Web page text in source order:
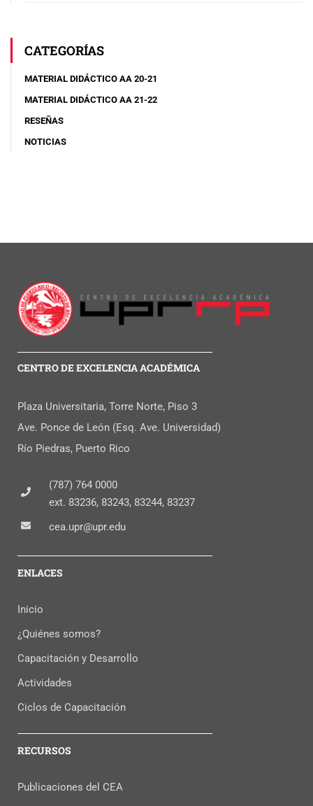
CATEGORÍAS
MATERIAL DIDÁCTICO AA 20-21
MATERIAL DIDÁCTICO AA 21-22
RESEÑAS
NOTICIAS
CENTRO DE EXCELENCIA ACADÉMICA
Plaza Universitaria, Torre Norte, Piso 3
Ave. Ponce de León (Esq. Ave. Universidad)
Río Piedras, Puerto Rico
(787) 764 0000
ext. 83236, 83243, 83244, 83237
cea.upr@upr.edu
ENLACES
Inicio
¿Quiénes somos?
Capacitación y Desarrollo
Actividades
Ciclos de Capacitación
RECURSOS
Publicaciones del CEA